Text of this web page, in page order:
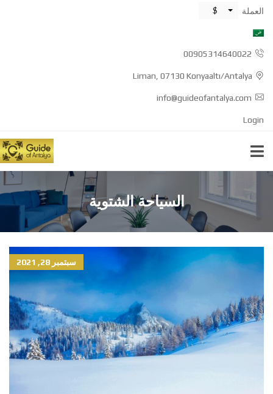
العملة $
00905314640022
Liman, 07130 Konyaaltı/Antalya
info@guideofantalya.com
Login
السياحة الشتوية
سبتمبر 28, 2021